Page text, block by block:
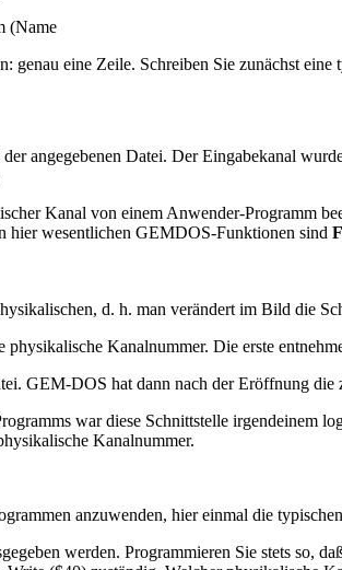
(Name
genau eine Zeile. Schreiben Sie zunächst
der angegebenen Datei. Der Eingabekanal
Kanal von einem Anwender-Programm
hier wesentlichen GEMDOS-Funktionen sind
d. h. man verändert im Bild die
Kanalnummer. Die erste
GEM-DOS hat dann nach der Eröffnung
war diese Schnittstelle
Kanalnummer.
anzuwenden, hier einmal die
werden. Programmieren Sie stets so,